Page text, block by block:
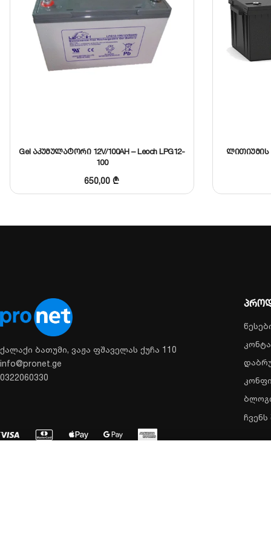
Gel აკუმულატორი 12V/100AH – Leoch LPG12-
100
650,00₾
ლითიუმის
ქალაქი ბათუმი, ვაჟა ფშაველას ქუჩა 110
info@pronet.ge
0322060330
ჩვენს